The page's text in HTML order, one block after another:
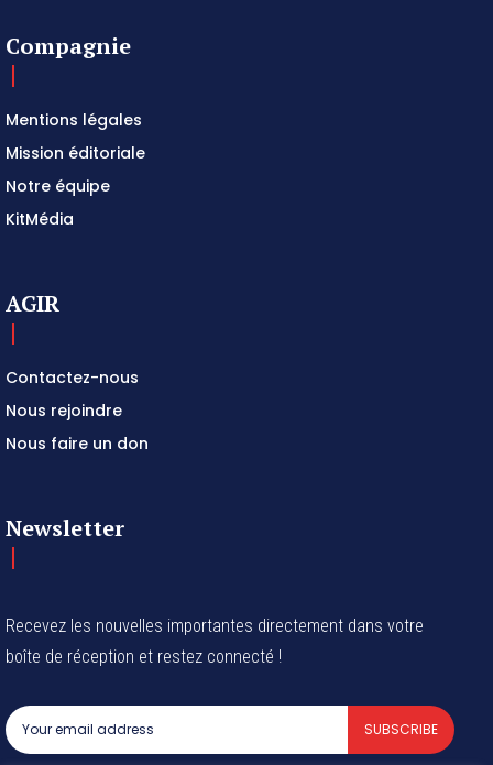
Compagnie
Mentions légales
Mission éditoriale
Notre équipe
KitMédia
AGIR
Contactez-nous
Nous rejoindre
Nous faire un don
Newsletter
Recevez les nouvelles importantes directement dans votre
boîte de réception et restez connecté !
SUBSCRIBE